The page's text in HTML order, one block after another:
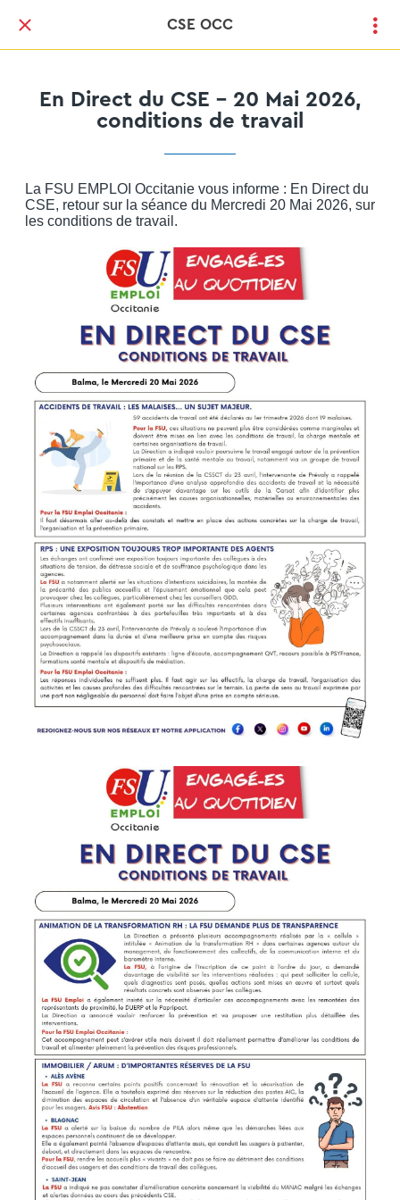
CSE OCC
En Direct du CSE - 20 Mai 2026,
conditions de travail
La FSU EMPLOI Occitanie vous informe : En Direct du
CSE, retour sur la séance du Mercredi 20 Mai 2026, sur
les conditions de travail.